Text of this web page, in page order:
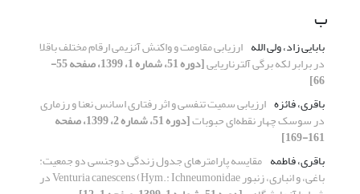
ب
بابایی زاد، ولی الله ارزیابی مقاومت و واکنش آنزیمی ارقام مختلف باقلا
در برابر لکه برگی آلترناریایی [دوره 51، شماره 1، 1399، صفحه 55-
66]
باقری، فائزه ارزیابی سمیت تنفسی و اثر رفتاری اسانس نعنا و رزماری
در سوسک چهار نقطه‌ای حبوبات [دوره 51، شماره 2، 1399، صفحه
161-169]
باقری، فاطمه مقایسه پارامترهای جدول زندگی دوجنسی دو جمعیت:
باغی، و انباری، زنبور Venturia canescens (Hym.: Ichneumonidae در